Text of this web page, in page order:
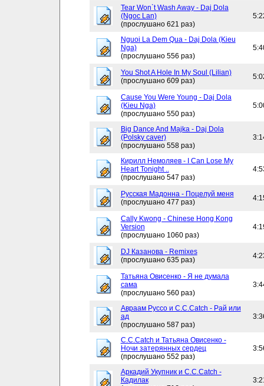
Tear Won`t Wash Away - Daj Dola
(Ngoc Lan)
(прослушано 621 раз)
Nguoi La Dem Qua - Daj Dola (Kieu
Nga)
(прослушано 556 раз)
You Shot A Hole In My Soul (Lilian)
(прослушано 609 раз)
Cause You Were Young - Daj Dola
(Kieu Nga)
(прослушано 550 раз)
Big Dance And Majka - Daj Dola
(Polsky caver)
(прослушано 558 раз)
Кирилл Немоляев - I Can Lose My
Heart Tonight ..
(прослушано 547 раз)
Русская Мадонна - Поцелуй меня
(прослушано 477 раз)
Cally Kwong - Chinese Hong Kong
Version
(прослушано 1060 раз)
DJ Казанова - Remixes
(прослушано 635 раз)
Татьяна Овисенко - Я не думала
сама
(прослушано 560 раз)
Авраам Руссо и C.C.Catch - Рай или
ад
(прослушано 587 раз)
C.C.Catch и Татьяна Овисенко -
Ночи затерянных сердец
(прослушано 552 раз)
Аркадий Укупник и C.C.Catch -
Кадилак